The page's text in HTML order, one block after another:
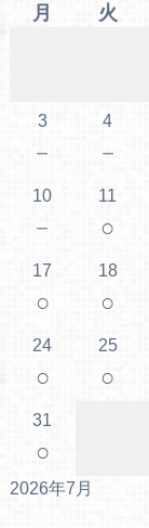
月 火
3
－
4
－
10
－
11
○
17
○
18
○
24
○
25
○
31
○
2026年7月